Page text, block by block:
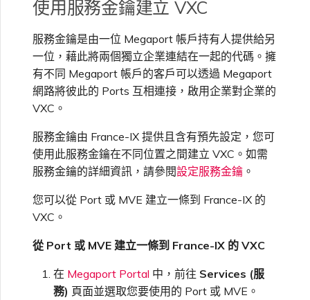
使用服務金鑰建立 VXC
服務金鑰是由一位 Megaport 帳戶持有人提供給另
一位，藉此將兩個獨立企業連結在一起的代碼。擁
有不同 Megaport 帳戶的客戶可以透過 Megaport
網路將彼此的 Ports 互相連接，啟用企業對企業的
VXC。
服務金鑰由 France-IX 提供且含有預先設定，您可
使用此服務金鑰在不同位置之間建立 VXC。如需
服務金鑰的詳細資訊，請參閱設定服務金鑰 。
您可以從 Port 或 MVE 建立一條到 France-IX 的
VXC。
從 Port 或 MVE 建立一條到 France-IX 的 VXC
在 Megaport Portal 中，前往 Services (服
務) 頁面並選取您要使用的 Port 或 MVE。